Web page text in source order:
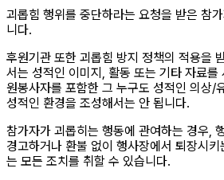
괴롭힘 행위를 중단하라는 요청을 받은 참
니다.
후원기관 또한 괴롭힘 방지 정책의 적용을
서는 성적인 이미지, 활동 또는 기타 자료를
원봉사자를 포함한 그 누구도 성적인 의상/
성적인 환경을 조성해서는 안 됩니다.
참가자가 괴롭히는 행동에 관여하는 경우,
경고하거나 환불 없이 행사장에서 퇴장시키
는 모든 조치를 취할 수 있습니다.